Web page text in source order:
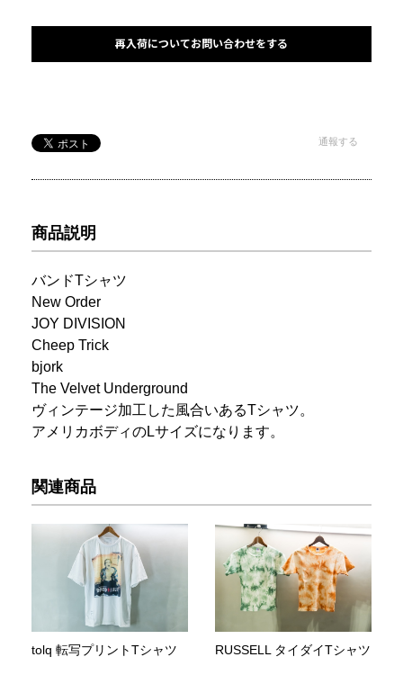
再入荷についてお問い合わせをする
通報する
商品説明
バンドTシャツ
New Order
JOY DIVISION
Cheep Trick
bjork
The Velvet Underground
ヴィンテージ加工した風合いあるTシャツ。
アメリカボディのLサイズになります。
関連商品
tolq 転写プリントTシャツ RUSSELL タイダイTシャツ